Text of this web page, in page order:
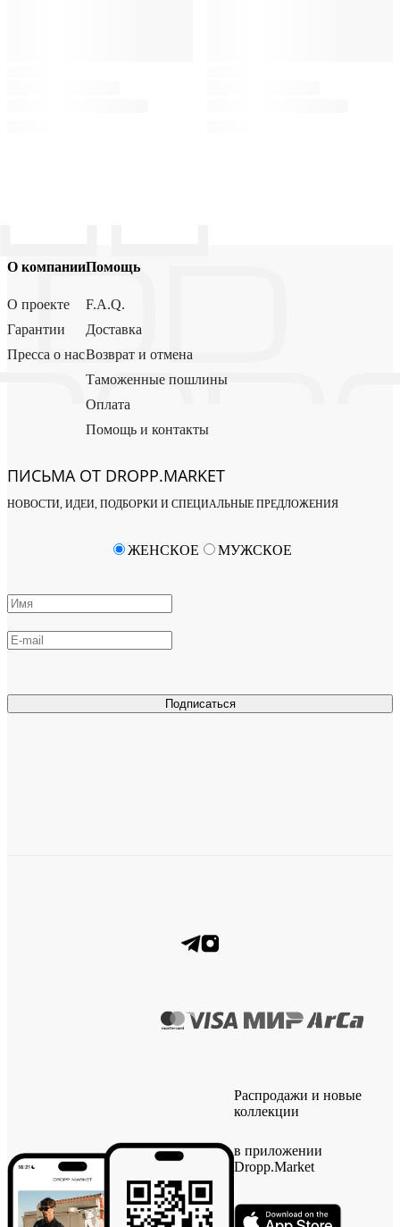
О компании
О проекте
Гарантии
Пресса о нас
Помощь
F.A.Q.
Доставка
Возврат и отмена
Таможенные пошлины
Оплата
Помощь и контакты
ПИСЬМА ОТ DROPP.MARKET
НОВОСТИ, ИДЕИ, ПОДБОРКИ И СПЕЦИАЛЬНЫЕ ПРЕДЛОЖЕНИЯ
Подписаться
ЖЕНСКОЕ МУЖСКОЕ
Распродажи и новые
коллекции
в приложении
Dropp.Market